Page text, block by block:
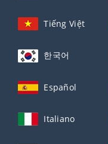
Tiếng Việt
한국어
Español
Italiano